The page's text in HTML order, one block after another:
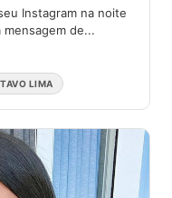
Instagram na noite
de...
LIMA